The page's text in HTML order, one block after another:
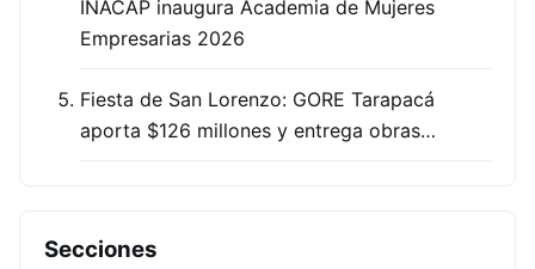
INACAP inaugura Academia de Mujeres
Empresarias 2026
Fiesta de San Lorenzo: GORE Tarapacá
aporta $126 millones y entrega obras…
Secciones